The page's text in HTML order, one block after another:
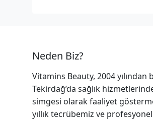
Neden Biz?
Vitamins Beauty, 2004 yılından
Tekirdağ’da sağlık
simgesi olarak faaliyet
yıllık tecrübemiz ve